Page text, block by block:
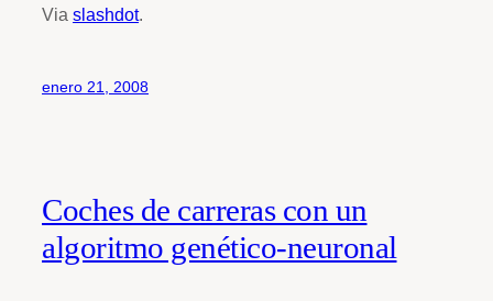
Via slashdot.
enero 21, 2008
Coches de carreras con un
algoritmo genético-neuronal